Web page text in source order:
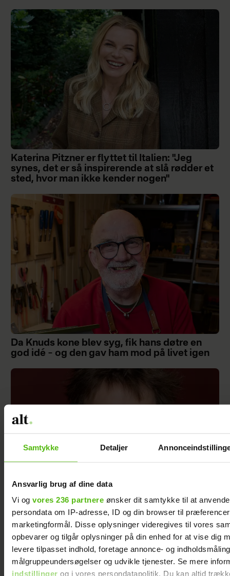
Samtykke Detaljer
Ansvarlig brug af dine data
Vi og vores 236 partnere ønsker dit samtykke til at
persondata om IP-adresse, ID og din browser til
marketingformål. Disse oplysninger videregives til vores
opbevarer og tilgår oplysninger på din enhed for at vise dig
levere tilpasset indhold, foretage annonce- og
målgruppeundersøgelser og udvikle tjenester. Se mere
indstillinger og i vores persondatapolitik. Du kan altid
Katerina Pitzner er flyttet til Italien: "Jeg
synes, det er så inspirerende at slå rødder et
sted, hvor man ikke kender nogen"
Da Knuds kone blev syg, fik hans døtre en
god idé – og den gav ham mod på livet igen
Katrine Marie Guldager har brugt meget af sit
liv på at skamme sig over at blive vred – men
da hun blev 50, skete der noget